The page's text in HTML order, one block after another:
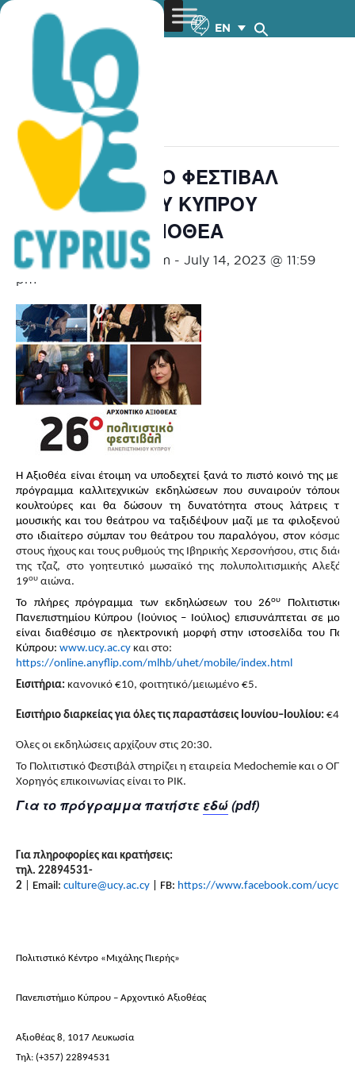
EN
« All Events
This event has passed.
26o ΠΟΛΙΤΙΣΤΙΚΟ ΦΕΣΤΙΒΑΛ
ΠΑΝΕΠΙΣΤΗΜΙΟΥ ΚΥΠΡΟΥ
ΑΡΧΟΝΤΙΚΟ ΑΞΙΟΘΕΑ
June 2, 2023 @ 8:30 pm - July 14, 2023 @ 11:59
pm
Η Αξιοθέα είναι έτοιμη να υποδεχτεί ξανά το πιστό κοινό της με
πρόγραμμα καλλιτεχνικών εκδηλώσεων που συναιρούν τόπους,
κουλτούρες και θα δώσουν τη δυνατότητα στους λάτρεις της
μουσικής και του θεάτρου να ταξιδέψουν μαζί με τα
στο ιδιαίτερο σύμπαν του θεάτρου του παραλόγου, στον κόσμο
στους ήχους και τους ρυθμούς της Ιβηρικής Χερσονήσου, στις
της τζαζ, στο γοητευτικό μωσαϊκό της πολυπολιτισμικής
19ου αιώνα.
Το πλήρες πρόγραμμα των εκδηλώσεων του 26ου
Πανεπιστημίου Κύπρου (Ιούνιος – Ιούλιος) επισυνάπτεται σε
είναι διαθέσιμο σε ηλεκτρονική μορφή στην ιστοσελίδα του
Κύπρου: www.ucy.ac.cy και στο:
https://online.anyflip.com/mlhb/uhet/mobile/index.html
Εισιτήρια: κανονικό €10, φοιτητικό/μειωμένο €5.
Εισιτήριο διαρκείας για όλες τις παραστάσεις Ιουνίου–Ιουλίου: €4
Όλες οι εκδηλώσεις αρχίζουν στις 20:30.
Το Πολιτιστικό Φεστιβάλ στηρίζει η εταιρεία Medochemie και ο
Χορηγός επικοινωνίας είναι το ΡΙΚ.
Για το πρόγραμμα πατήστε εδώ(pdf)
Για πληροφορίες και κρατήσεις:
τηλ. 22894531-
2
Email: culture@ucy.ac.cy | FB: https://www.facebook.com/
Πολιτιστικό Κέντρο «Μιχάλης Πιερής»
Πανεπιστήμιο Κύπρου – Αρχοντικό Αξιοθέας
Αξιοθέας 8, 1017 Λευκωσία
Τηλ: (+357) 22894531